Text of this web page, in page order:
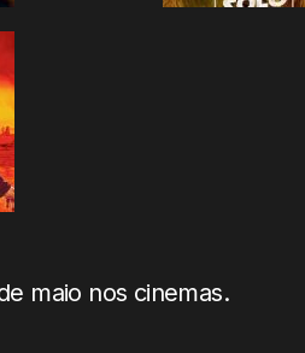
maio nos cinemas.